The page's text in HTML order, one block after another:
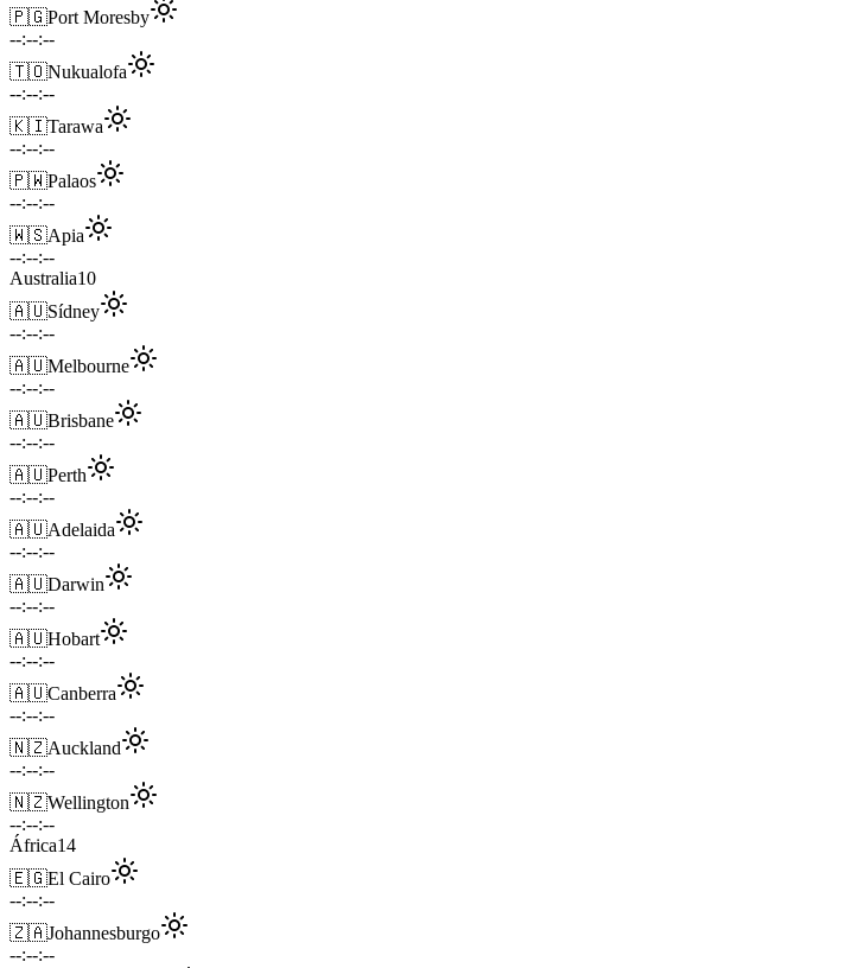
🇵🇬Port Moresby
--:--:--
🇹🇴Nukualofa
--:--:--
🇰🇮Tarawa
--:--:--
🇵🇼Palaos
--:--:--
🇼🇸Apia
--:--:--
Australia10
🇦🇺Sídney
--:--:--
🇦🇺Melbourne
--:--:--
🇦🇺Brisbane
--:--:--
🇦🇺Perth
--:--:--
🇦🇺Adelaida
--:--:--
🇦🇺Darwin
--:--:--
🇦🇺Hobart
--:--:--
🇦🇺Canberra
--:--:--
🇳🇿Auckland
--:--:--
🇳🇿Wellington
--:--:--
África14
🇪🇬El Cairo
--:--:--
🇿🇦Johannesburgo
--:--:--